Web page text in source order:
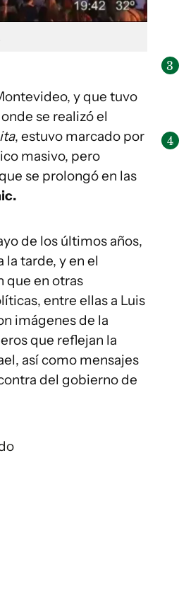
y que tuvo
se realizó el
, estuvo marcado por
masivo, pero
se prolongó en las
de los últimos años,
tarde, y en el
que en otras
entre ellas a Luis
imágenes de la
que reflejan la
así como mensajes
del gobierno de